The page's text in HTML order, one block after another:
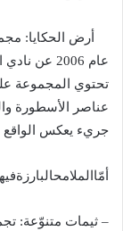
أرض الحكايا:
عام
عن نادي
تحتوي المجموعة
عناصر الأسطورة
جريء يعكس الواقع
– ثيمات متنوّعة: